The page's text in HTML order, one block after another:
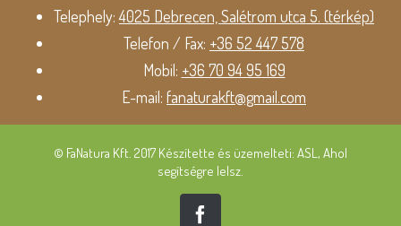
Telephely:4025 Debrecen, Salétrom utca 5. (térkép)
Telefon / Fax: +36 52 447 578
Mobil: +36 70 94 95 169
E-mail: fanaturakft@gmail.com
© FaNatura Kft. 2017 Készítette és üzemelteti: ASL, Ahol
segítségre lelsz.